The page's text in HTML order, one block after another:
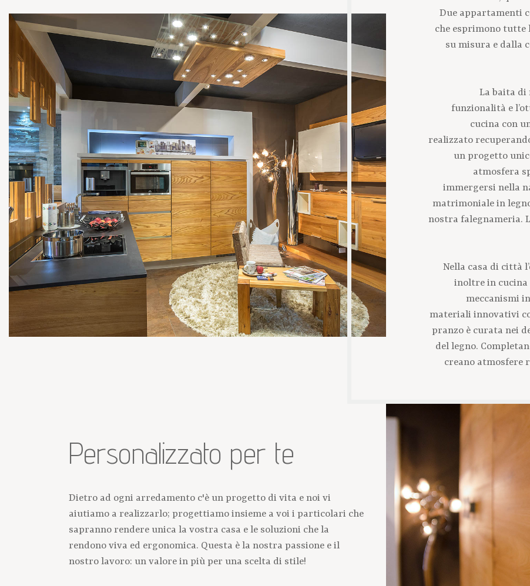
Due appartamenti
che esprimono tutte
su misura e dalla
La baita di
funzionalità e
cucina con
realizzato
un progetto
atmosfera
immergersi nella
matrimoniale in
nostra falegnameria.
Nella casa di città
inoltre in cucina
meccanismi
materiali innovativi
pranzo è curata nei
del legno.
creano atmosfere
Personalizzato per te
Dietro ad ogni arredamento c'è un progetto di vita e noi vi
aiutiamo a realizzarlo; progettiamo insieme a voi i particolari che
sapranno rendere unica la vostra casa e le soluzioni che la
rendono viva ed ergonomica. Questa è la nostra passione e il
nostro lavoro: un valore in più per una scelta di stile!